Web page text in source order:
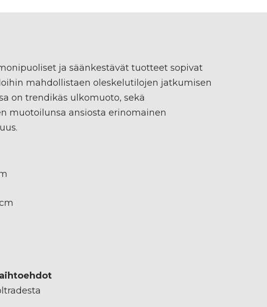
ja säänkestävät tuotteet sopivat
mahdollistaen oleskelutilojen jatkumisen
on trendikäs ulkomuoto, sekä
muotoilunsa ansiosta erinomainen